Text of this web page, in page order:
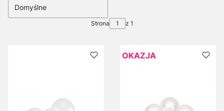
Domyślne
Strona z 1
OKAZJA